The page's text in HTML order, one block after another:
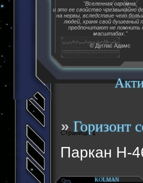
"Вселенная огромна,
и это ее свойство чрезвычайно
на нервы, вследствие чего
людей, храня свой душевный
предпочитают не помнить
масштабах."
© Дуглас Адамс
»Горизонт
Паркан H-
Страница:1
KOLMAN